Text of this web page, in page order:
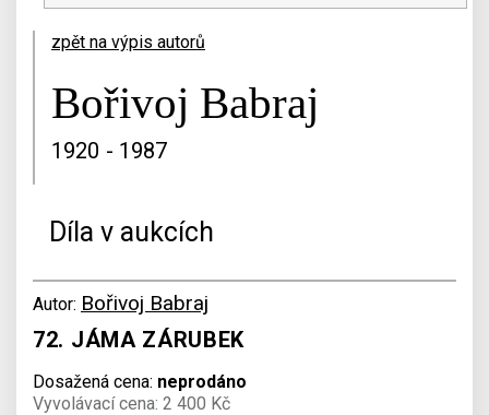
zpět na výpis autorů
Bořivoj Babraj
1920 - 1987
Díla v aukcích
Autor: Bořivoj Babraj
72. JÁMA ZÁRUBEK
Dosažená cena: neprodáno
Vyvolávací cena: 2 400 Kč